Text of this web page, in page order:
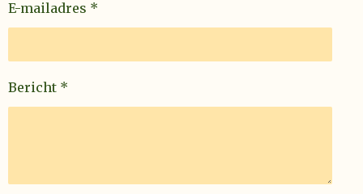
E-mailadres *
Bericht *